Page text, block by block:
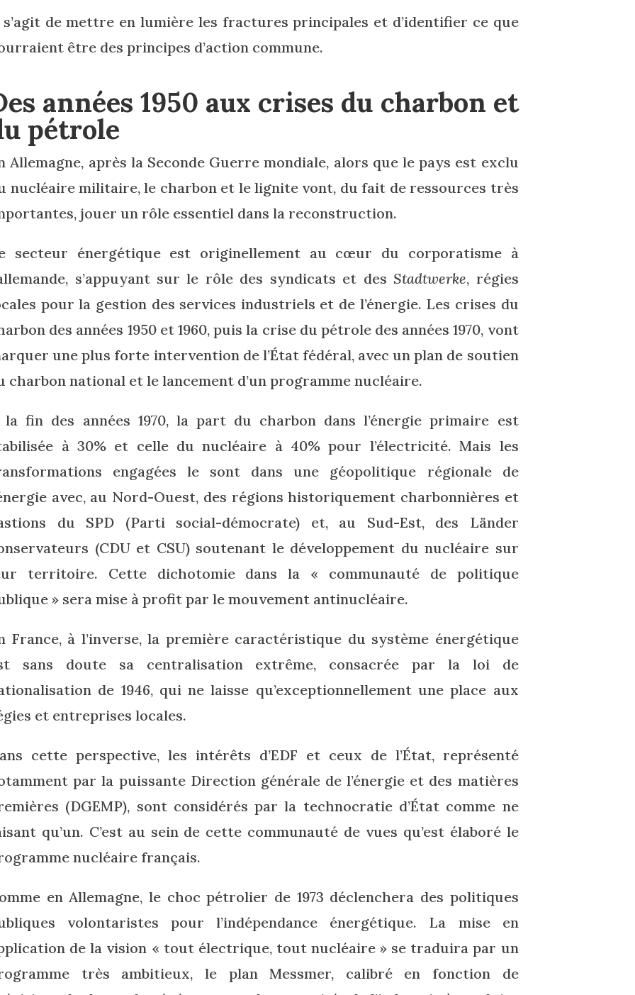
de mettre en lumière les fractures principales et d’identifier ce que
être des principes d’action commune.
années 1950 aux crises du charbon et
pétrole
Allemagne, après la Seconde Guerre mondiale, alors que le pays est exclu
nucléaire militaire, le charbon et le lignite vont, du fait de ressources très
jouer un rôle essentiel dans la reconstruction.
secteur énergétique est originellement au cœur du corporatisme à
s’appuyant sur le rôle des syndicats et des Stadtwerke, régies
pour la gestion des services industriels et de l’énergie. Les crises du
des années 1950 et 1960, puis la crise du pétrole des années 1970, vont
une plus forte intervention de l’État fédéral, avec un plan de soutien
charbon national et le lancement d’un programme nucléaire.
la fin des années 1970, la part du charbon dans l’énergie primaire est
à 30% et celle du nucléaire à 40% pour l’électricité. Mais les
engagées le sont dans une géopolitique régionale de
avec, au Nord-Ouest, des régions historiquement charbonnières et
du SPD (Parti social-démocrate) et, au Sud-Est, des Länder
(CDU et CSU) soutenant le développement du nucléaire sur
territoire. Cette dichotomie dans la « communauté de politique
» sera mise à profit par le mouvement antinucléaire.
France, à l’inverse, la première caractéristique du système énergétique
sans doute sa centralisation extrême, consacrée par la loi de
de 1946, qui ne laisse qu’exceptionnellement une place aux
et entreprises locales.
cette perspective, les intérêts d’EDF et ceux de l’État, représenté
par la puissante Direction générale de l’énergie et des matières
(DGEMP), sont considérés par la technocratie d’État comme ne
qu’un. C’est au sein de cette communauté de vues qu’est élaboré le
nucléaire français.
en Allemagne, le choc pétrolier de 1973 déclenchera des politiques
volontaristes pour l’indépendance énergétique. La mise en
de la vision « tout électrique, tout nucléaire » se traduira par un
très ambitieux, le plan Messmer, calibré en fonction de